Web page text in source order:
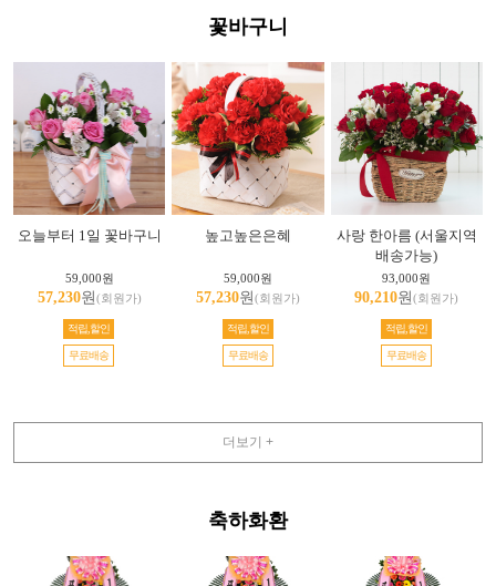
꽃바구니
오늘부터 1일 꽃바구니
59,000원
57,230원(회원가)
적립,할인
무료배송
높고높은은혜
59,000원
57,230원(회원가)
적립,할인
무료배송
사랑 한아름 (서울지역
배송가능)
93,000원
90,210원(회원가)
적립,할인
무료배송
더보기 +
축하화환